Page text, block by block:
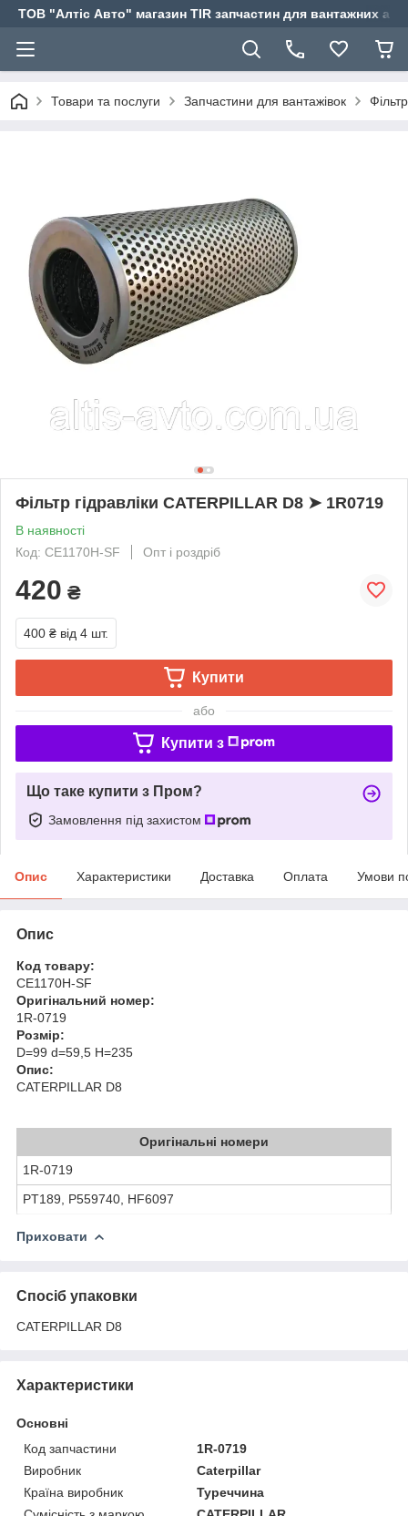
ТОВ "Алтіс Авто" магазин TIR запчастин для вантажних
Товари та послуги Запчастини для вантажівок
Фільтр гідравліки CATERPILLAR D8 ➤ 1R0719
В наявності
Код: CE1170H-SF
Опт і роздріб
420 ₴
400 ₴ від 4 шт.
Купити
або
Купити з
Що таке купити з Пром?
Замовлення під захистом
Опис Характеристики Доставка Оплата Умови
Опис
Код товару:
CE1170H-SF
Оригінальний номер:
1R-0719
Розмір:
D=99 d=59,5 H=235
Опис:
CATERPILLAR D8
Оригінальні номери
1R-0719
PT189, P559740, HF6097
Приховати
Спосіб упаковки
CATERPILLAR D8
Характеристики
Основні
Код запчастини
1R-0719
Виробник
Caterpillar
Країна виробник
Туреччина